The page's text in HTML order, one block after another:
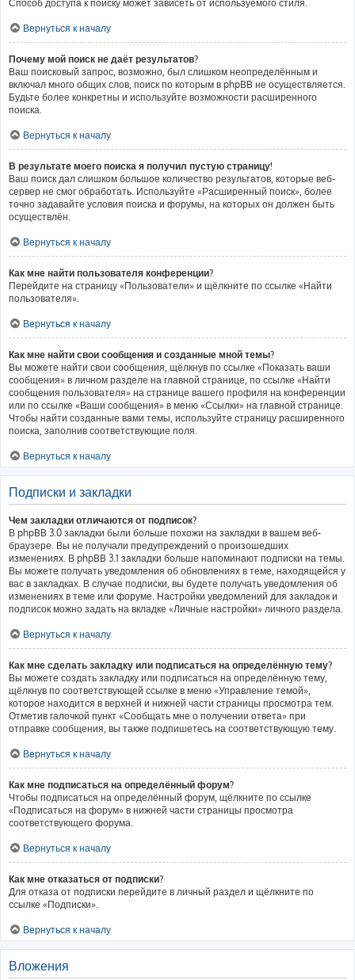
Способ доступа к поиску может зависеть от используемого стиля.
Вернуться к началу
Почему мой поиск не даёт результатов?
Ваш поисковый запрос, возможно, был слишком неопределённым и
включал много общих слов, поиск по которым в phpBB не осуществляется.
Будьте более конкретны и используйте возможности расширенного
поиска.
Вернуться к началу
В результате моего поиска я получил пустую страницу!
Ваш поиск дал слишком большое количество результатов, которые веб-
сервер не смог обработать. Используйте «Расширенный поиск», более
точно задавайте условия поиска и форумы, на которых он должен быть
осуществлён.
Вернуться к началу
Как мне найти пользователя конференции?
Перейдите на страницу «Пользователи» и щёлкните по ссылке «Найти
пользователя».
Вернуться к началу
Как мне найти свои сообщения и созданные мной темы?
Вы можете найти свои сообщения, щёлкнув по ссылке «Показать ваши
сообщения» в личном разделе на главной странице, по ссылке «Найти
сообщения пользователя» на странице вашего профиля на конференции
или по ссылке «Ваши сообщения» в меню «Ссылки» на главной странице.
Чтобы найти созданные вами темы, используйте страницу расширенного
поиска, заполнив соответствующие поля.
Вернуться к началу
Подписки и закладки
Чем закладки отличаются от подписок?
В phpBB 3.0 закладки были больше похожи на закладки в вашем веб-
браузере. Вы не получали предупреждений о произошедших
изменениях. В phpBB 3.1 закладки больше напоминают подписки на темы.
Вы можете получать уведомления об обновлениях в теме, находящейся у
вас в закладках. В случае подписки, вы будете получать уведомления об
изменениях в теме или форуме. Настройки уведомлений для закладок и
подписок можно задать на вкладке «Личные настройки» личного раздела.
Вернуться к началу
Как мне сделать закладку или подписаться на определённую тему?
Вы можете создать закладку или подписаться на определённую тему,
щёлкнув по соответствующей ссылке в меню «Управление темой»,
которое находится в верхней и нижней части страницы просмотра тем.
Отметив галочкой пункт «Сообщать мне о получении ответа» при
отправке сообщения, вы также подпишетесь на соответствующую тему.
Вернуться к началу
Как мне подписаться на определённый форум?
Чтобы подписаться на определённый форум, щёлкните по ссылке
«Подписаться на форум» в нижней части страницы просмотра
соответствующего форума.
Вернуться к началу
Как мне отказаться от подписки?
Для отказа от подписки перейдите в личный раздел и щёлкните по
ссылке «Подписки».
Вернуться к началу
Вложения